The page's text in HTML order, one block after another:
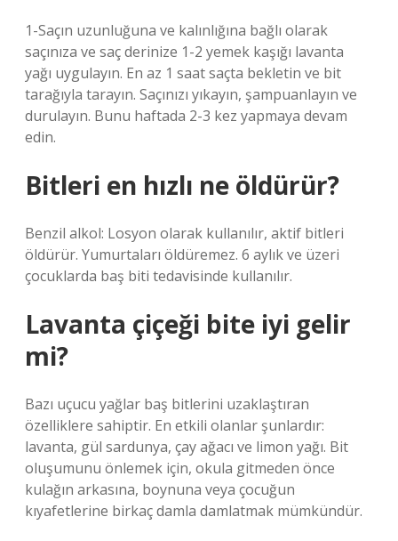
1-Saçın uzunluğuna ve kalınlığına bağlı olarak
saçınıza ve saç derinize 1-2 yemek kaşığı lavanta
yağı uygulayın. En az 1 saat saçta bekletin ve bit
tarağıyla tarayın. Saçınızı yıkayın, şampuanlayın ve
durulayın. Bunu haftada 2-3 kez yapmaya devam
edin.
Bitleri en hızlı ne öldürür?
Benzil alkol: Losyon olarak kullanılır, aktif bitleri
öldürür. Yumurtaları öldüremez. 6 aylık ve üzeri
çocuklarda baş biti tedavisinde kullanılır.
Lavanta çiçeği bite iyi gelir
mi?
Bazı uçucu yağlar baş bitlerini uzaklaştıran
özelliklere sahiptir. En etkili olanlar şunlardır:
lavanta, gül sardunya, çay ağacı ve limon yağı. Bit
oluşumunu önlemek için, okula gitmeden önce
kulağın arkasına, boynuna veya çocuğun
kıyafetlerine birkaç damla damlatmak mümkündür.